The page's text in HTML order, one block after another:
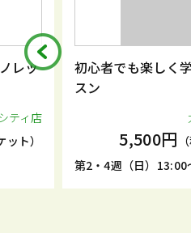
レッ
ティ店
ト）
初心者でも楽しく
スン
5,500円
第2・4週（日）